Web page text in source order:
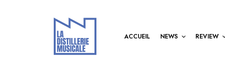
ACCUEIL NEWS REVIEW